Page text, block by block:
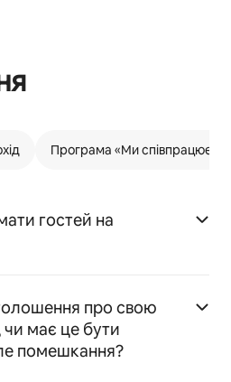
Програма «Ми співпрацюємо
гостей на
про свою
має це бути
помешкання?